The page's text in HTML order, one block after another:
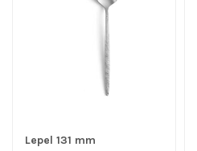
Lepel 131 mm